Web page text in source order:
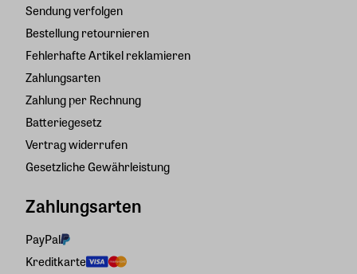
Sendung verfolgen
Bestellung retournieren
Fehlerhafte Artikel reklamieren
Zahlungsarten
Zahlung per Rechnung
Batteriegesetz
Vertrag widerrufen
Gesetzliche Gewährleistung
Zahlungsarten
PayPal
Kreditkarte